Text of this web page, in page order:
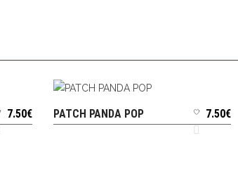
7.50€ AJOUTER AU PANIER
PATCH PANDA POP 7.50€